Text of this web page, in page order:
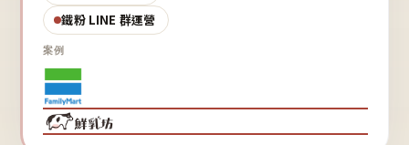
鐵粉 LINE 群運營
案例